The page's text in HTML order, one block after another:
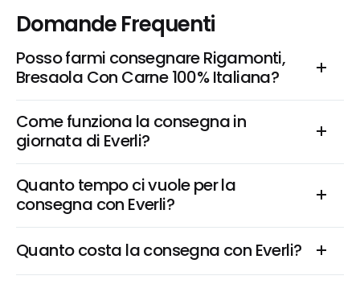
Domande Frequenti
Posso farmi consegnare Rigamonti,
Bresaola Con Carne 100% Italiana?
Come funziona la consegna in
giornata di Everli?
Quanto tempo ci vuole per la
consegna con Everli?
Quanto costa la consegna con Everli?